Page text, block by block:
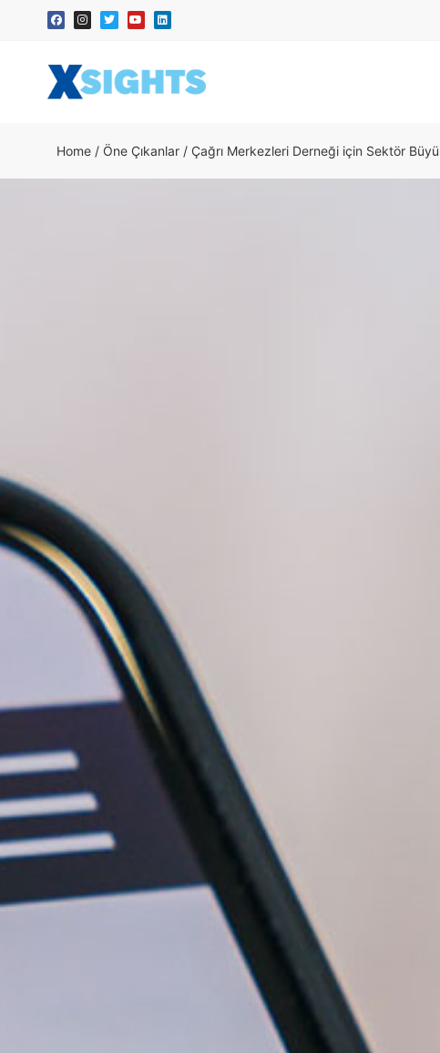
Home / Öne Çıkanlar / Çağrı Merkezleri Derneği için Sektör